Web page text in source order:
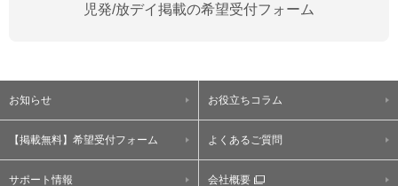
児発/放デイ掲載の希望受付フォーム
お知らせ お役立ちコラム
【掲載無料】希望受付フォーム よくあるご質問
サポート情報 会社概要